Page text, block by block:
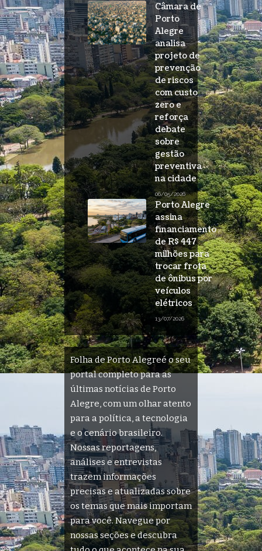
Câmara de
Porto
Alegre
analisa
projeto de
prevenção
de riscos
com custo
zero e
reforça
debate
sobre
gestão
preventiva
na cidade
06/05/2026
Porto Alegre
assina
financiamento
de R$ 447
milhões para
trocar frota
de ônibus por
veículos
elétricos
13/07/2026
Folha de Porto Alegreé o seu
portal completo para as
últimas notícias de Porto
Alegre, com um olhar atento
para a política, a tecnologia
e o cenário brasileiro.
Nossas reportagens,
análises e entrevistas
trazem informações
precisas e atualizadas sobre
os temas que mais importam
para você. Navegue por
nossas seções e descubra